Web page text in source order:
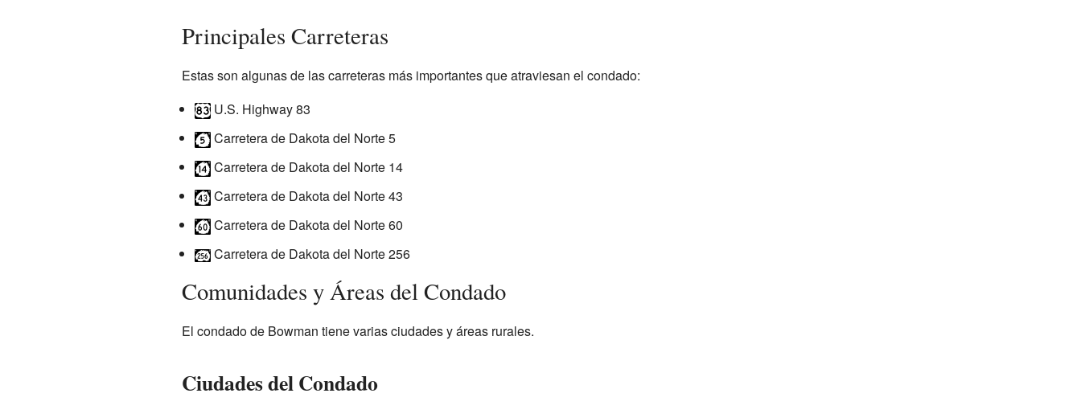
Principales Carreteras
Estas son algunas de las carreteras más importantes que atraviesan el condado:
U.S. Highway 83
Carretera de Dakota del Norte 5
Carretera de Dakota del Norte 14
Carretera de Dakota del Norte 43
Carretera de Dakota del Norte 60
Carretera de Dakota del Norte 256
Comunidades y Áreas del Condado
El condado de Bowman tiene varias ciudades y áreas rurales.
Ciudades del Condado